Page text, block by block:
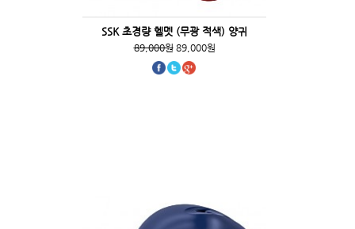
SSK 초경량 헬멧 (무광 적색) 양귀
89,000원89,000원